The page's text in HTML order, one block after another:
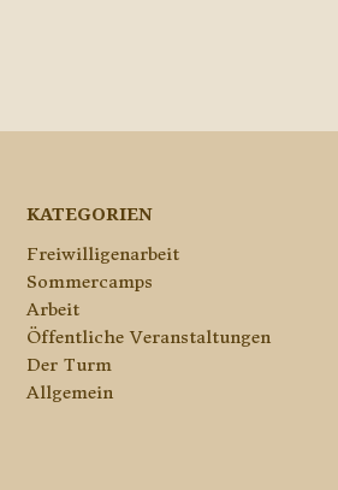
KATEGORIEN
Freiwilligenarbeit
Sommercamps
Arbeit
Öffentliche Veranstaltungen
Der Turm
Allgemein